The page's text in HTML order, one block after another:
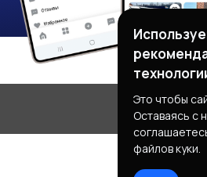
Это чтобы
Оставаясь с
файлов куки.